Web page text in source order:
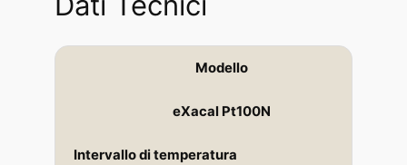
Modello
eXacal Pt100N
Intervallo di temperatura